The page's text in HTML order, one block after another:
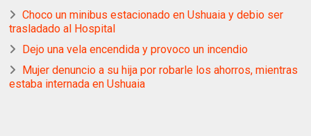
Choco un minibus estacionado en Ushuaia y debio ser
trasladado al Hospital
Dejo una vela encendida y provoco un incendio
Mujer denuncio a su hija por robarle los ahorros, mientras
estaba internada en Ushuaia